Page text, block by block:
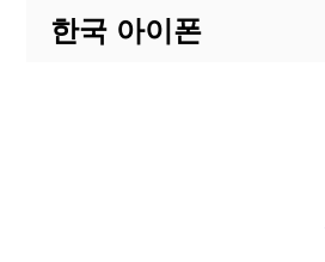
한국 아이폰